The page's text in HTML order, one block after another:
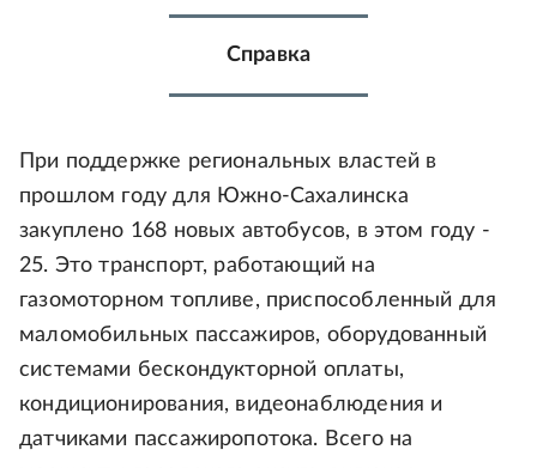
Справка
При поддержке региональных властей в
прошлом году для Южно-Сахалинска
закуплено 168 новых автобусов, в этом году -
25. Это транспорт, работающий на
газомоторном топливе, приспособленный для
маломобильных пассажиров, оборудованный
системами бескондукторной оплаты,
кондиционирования, видеонаблюдения и
датчиками пассажиропотока. Всего на